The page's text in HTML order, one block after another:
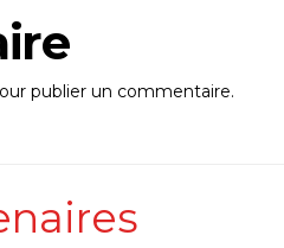
publier un commentaire.